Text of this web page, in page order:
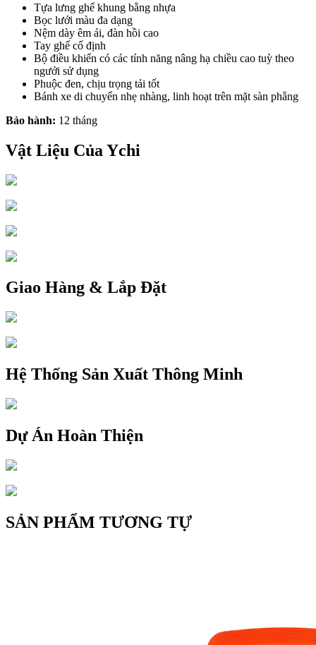
Tựa lưng ghế khung bằng nhựa
Bọc lưới màu đa dạng
Nệm dày êm ái, đàn hồi cao
Tay ghế cố định
Bộ điều khiển có các tính năng nâng hạ chiều cao tuỳ theo
ngưởi sử dụng
Phuộc đen, chịu trọng tải tốt
Bánh xe di chuyển nhẹ nhàng, linh hoạt trên mặt sàn phẳng
Bảo hành: 12 tháng
Vật Liệu Của Ychi
Giao Hàng & Lắp Đặt
Hệ Thống Sản Xuất Thông Minh
Dự Án Hoàn Thiện
SẢN PHẨM TƯƠNG TỰ